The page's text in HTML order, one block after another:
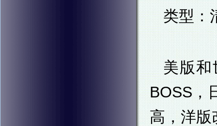
类型：
美版和
BOSS，
高，洋版